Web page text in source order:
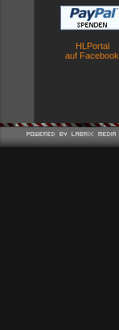
HLPortal
auf Facebook